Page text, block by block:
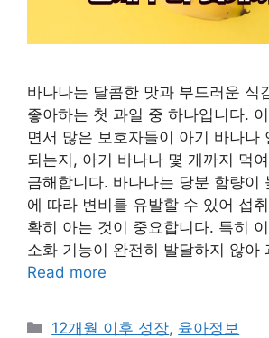
바나나는 달콤한 맛과 부드러운 식
좋아하는 첫 과일 중 하나입니다.
면서 많은 보호자들이 아기 바나나
되는지, 아기 바나나 몇 개까지 먹
금해합니다. 바나나는 당분 함량이
에 따라 변비를 유발할 수 있어 섭
확히 아는 것이 중요합니다. 특히
소화 기능이 완전히 발달하지 않아
Read more
Categories
12개월 이후 성장, 육아정보